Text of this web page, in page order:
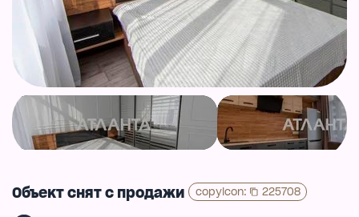
Объект снят с продажи copyIcon: 225708